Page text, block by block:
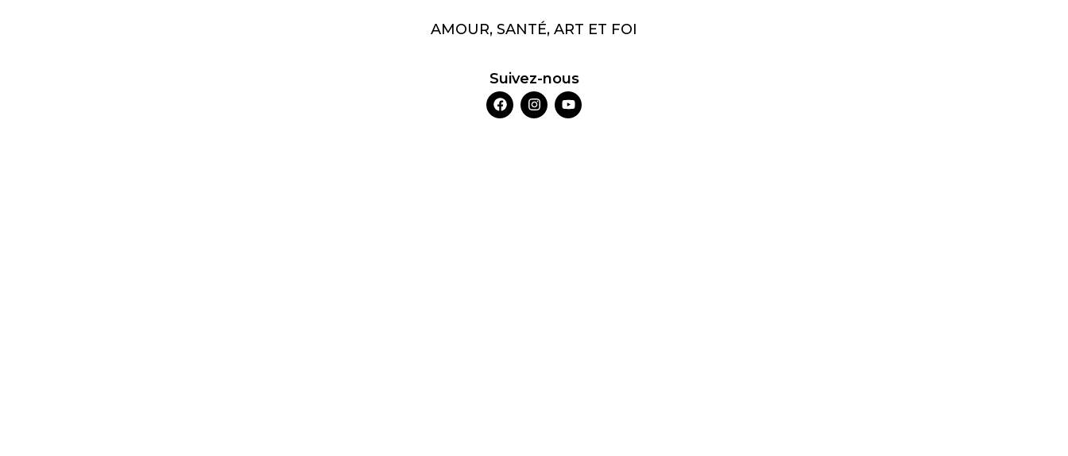
AMOUR, SANTÉ, ART ET FOI
Suivez-nous